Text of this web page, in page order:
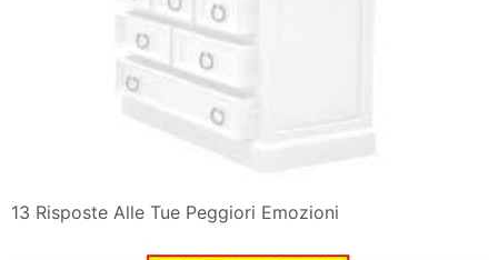
13 Risposte Alle Tue Peggiori Emozioni